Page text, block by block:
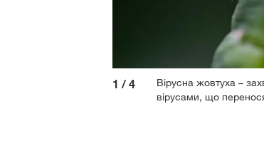
1 / 4
Вірусна жовтуха –
вірусами, що